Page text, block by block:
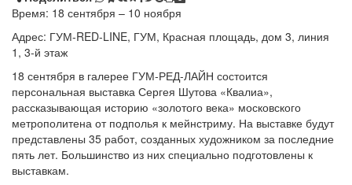
Время: 18 сентября – 10 ноября
Адрес: ГУМ-RED-LINE, ГУМ, Красная площадь, дом 3, линия
1, 3-й этаж
18 сентября в галерее ГУМ-РЕД-ЛАЙН состоится
персональная выставка Сергея Шутова «Квалиа»,
рассказывающая историю «золотого века» московского
метрополитена от подполья к мейнстриму. На выставке будут
представлены 35 работ, созданных художником за последние
пять лет. Большинство из них специально подготовлены к
выставкам.